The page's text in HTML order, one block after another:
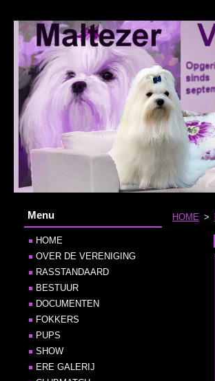
HOME >
Menu
HOME
OVER DE VERENIGING
RASSTANDAARD
BESTUUR
DOCUMENTEN
FOKKERS
PUPS
SHOW
ERE GALERIJ